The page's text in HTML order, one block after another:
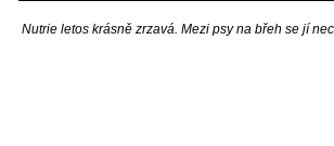
Nutrie letos krásně zrzavá. Mezi psy na břeh se jí